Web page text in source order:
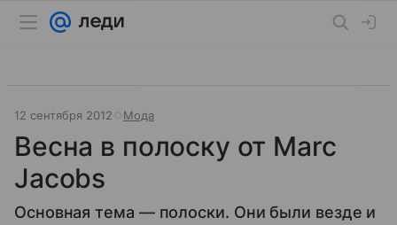
12 сентября 2012 Мода
Весна в полоску от Marc
Jacobs
Основная тема — полоски. Они были везде и